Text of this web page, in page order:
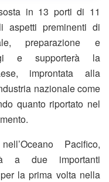
in 13 porti di 11
aspetti preminenti di
preparazione e
e supporterà la
improntata alla
nazionale come
quanto riportato nel
Pacifico,
a due importanti
la prima volta nella